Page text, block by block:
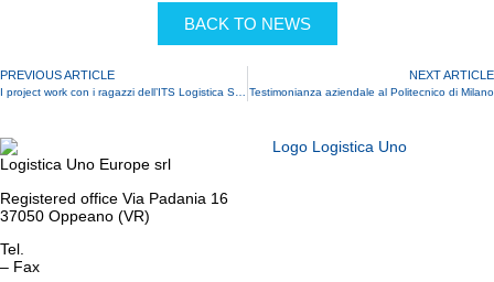
BACK TO NEWS
PREVIOUS ARTICLE NEXT ARTICLE
Testimonianza aziendale al Politecnico di Milano
Logistica Uno Europe srl
Registered office Via Padania 16
37050 Oppeano (VR)
Tel.
– Fax